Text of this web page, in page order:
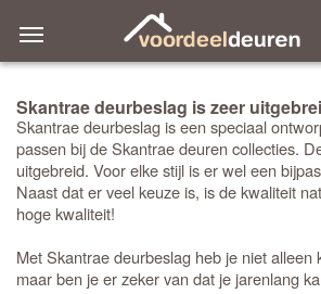
Skantrae deurbeslag is zeer
Skantrae deurbeslag is een speciaal
passen bij de Skantrae deuren collecties.
uitgebreid. Voor elke stijl is er wel een
Naast dat er veel keuze is, is de kwaliteit
hoge kwaliteit!
Met Skantrae deurbeslag heb je niet alleen
maar ben je er zeker van dat je jarenlang